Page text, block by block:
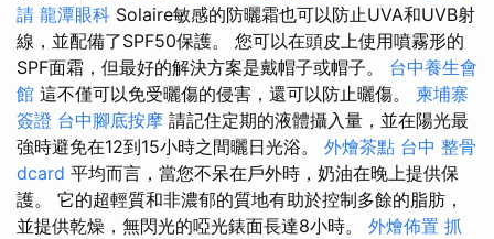
請 龍潭眼科 Solaire敏感的防曬霜也可以防止UVA和UVB射
線，並配備了SPF50保護。 您可以在頭皮上使用噴霧形的
SPF面霜，但最好的解決方案是戴帽子或帽子。 台中養生會
館 這不僅可以免受曬傷的侵害，還可以防止曬傷。 柬埔寨
簽證 台中腳底按摩 請記住定期的液體攝入量，並在陽光最
強時避免在12到15小時之間曬日光浴。 外燴茶點 台中 整骨
dcard 平均而言，當您不呆在戶外時，奶油在晚上提供保
護。 它的超輕質和非濃郁的質地有助於控制多餘的脂肪，
並提供乾燥，無閃光的啞光錶面長達8小時。 外燴佈置 抓